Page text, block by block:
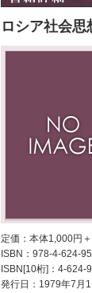
ロシア社会
定価：本体1,000円
ISBN：978-4-624-
ISBN[10桁]：4-624-
発行日：1979年7月1